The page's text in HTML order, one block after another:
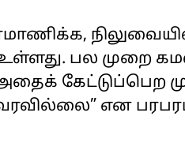
பல முறை
அதைக்
என